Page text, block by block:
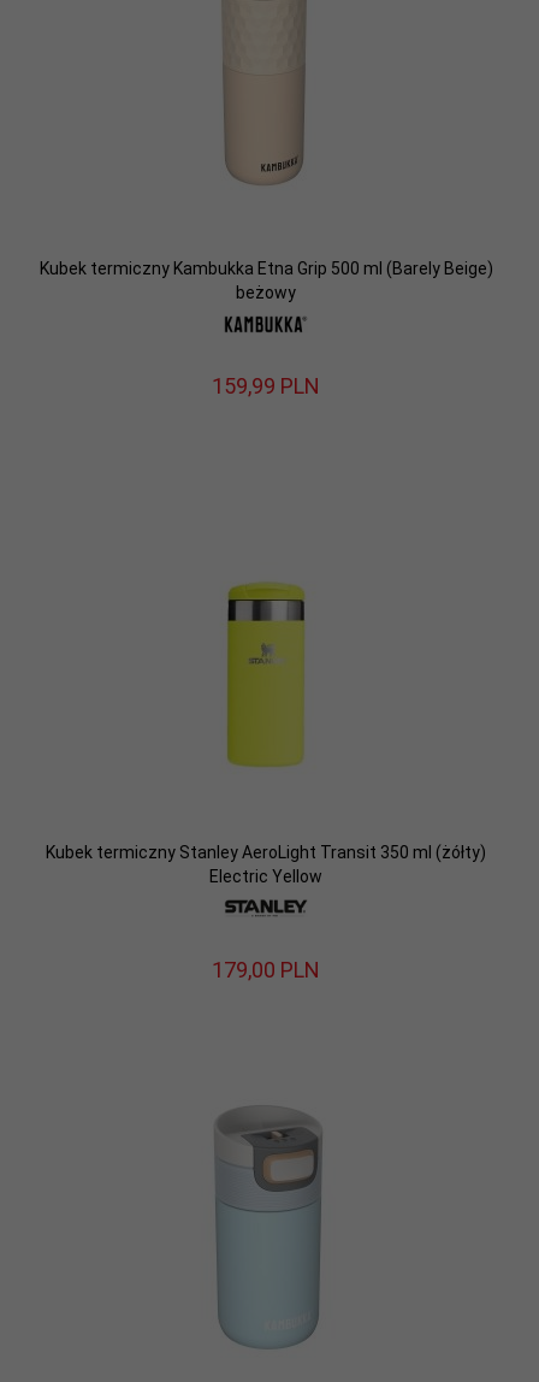
Kubek termiczny Kambukka Etna Grip 500 ml (Barely Beige)
beżowy
159,99 PLN
Kubek termiczny Stanley AeroLight Transit 350 ml (żółty)
Electric Yellow
179,00 PLN